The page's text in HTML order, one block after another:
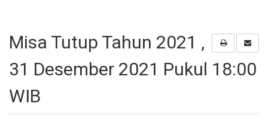
Misa Tutup Tahun 2021 ,
31 Desember 2021 Pukul 18:00
WIB